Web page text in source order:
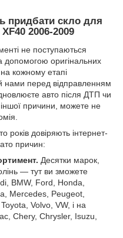
придбати скло для
2006-2009
не поступаються
допомогою оригінальних
кожному етапі
перед відправленням
авто після ДТП чи
іншої причини, можете не
років довіряють інтернет-
причин:
Десятки марок,
— тут ви зможете
BMW, Ford, Honda,
Mercedes, Peugeot,
Volvo, VW, і на
Chery, Chrysler, Isuzu,